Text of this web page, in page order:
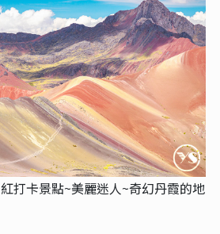
打卡景點~美麗迷人~奇幻丹霞的地